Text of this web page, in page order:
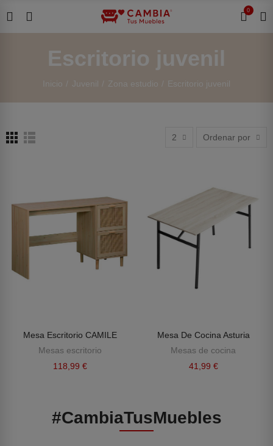
0
Escritorio juvenil
Inicio Juvenil Zona estudio Escritorio juvenil
2 Ordenar por
Mesa Escritorio CAMILE
Mesas escritorio
118,99 €
Mesa De Cocina Asturia
Mesas de cocina
41,99 €
#CambiaTusMuebles